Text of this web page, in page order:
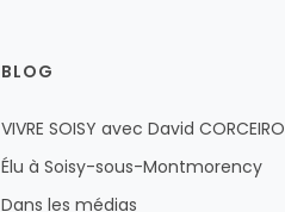
BLOG
VIVRE SOISY avec David CORCEIRO
Élu à Soisy-sous-Montmorency
Dans les médias